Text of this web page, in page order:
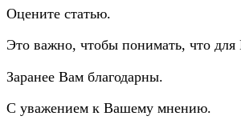
Оцените статью.
Это важно, чтобы понимать, что
Заранее Вам благодарны.
С уважением к Вашему мнению.